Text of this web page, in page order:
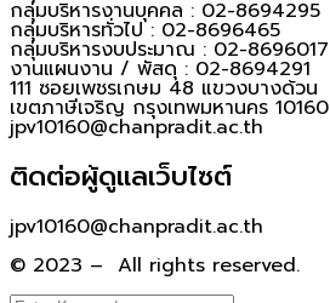
กลุ่มบริหารงานบุคคล : 02-8694295
กลุ่มบริหารทั่วไป : 02-8696465
กลุ่มบริหารงบประมาณ : 02-8696017
งานแผนงาน / พัสดุ : 02-8694291
111 ซอยเพชรเกษม 48 แขวงบางด้วน
เขตภาษีเจริญ กรุงเทพมหานคร 10160
jpv10160@chanpradit.ac.th
ติดต่อผู้ดูแลเว็บไซต์
jpv10160@chanpradit.ac.th
© 2023 – All rights reserved.